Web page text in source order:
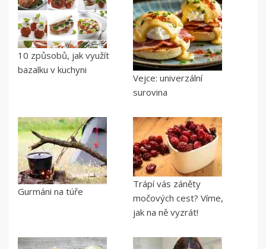
10 způsobů, jak využít
bazalku v kuchyni
Vejce: univerzální
surovina
Gurmáni na túře
Trápí vás záněty
močových cest? Víme,
jak na ně vyzrát!